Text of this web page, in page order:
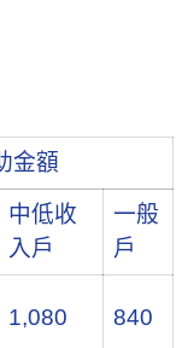
金額
中低收
入戶
一般
戶
1,080 840